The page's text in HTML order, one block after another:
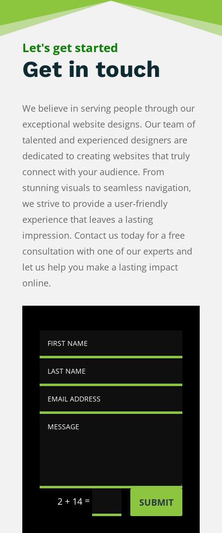
Let's get started
Get in touch
We believe in serving people through our
exceptional website designs. Our team of
talented and experienced designers are
dedicated to creating websites that truly
connect with your audience. From
stunning visuals to seamless navigation,
we strive to provide a user-friendly
experience that leaves a lasting
impression. Contact us today for a free
consultation with one of our experts and
let us help you make a lasting impact
online.
2 + 14 = SUBMIT